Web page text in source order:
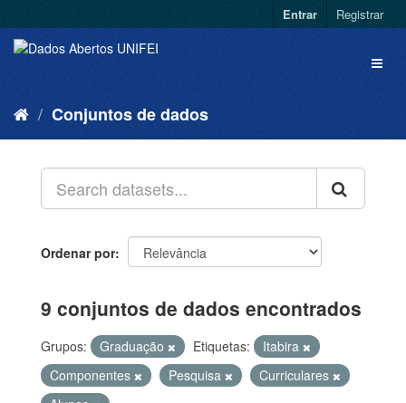
Entrar Registrar
Conjuntos de dados
Ordenar por
9 conjuntos de dados encontrados
Grupos: Graduação Etiquetas:
Itabira
Componentes
Pesquisa
Curriculares